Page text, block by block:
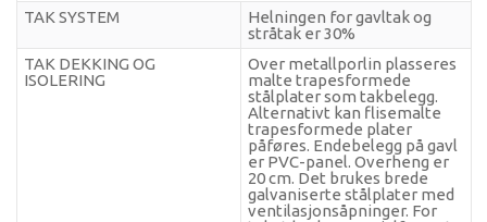
TAK SYSTEM
Helningen for gavltak og
stråtak er 30%
TAK DEKKING OG
ISOLERING
Over metallporlin plasseres
malte trapesformede
stålplater som takbelegg.
Alternativt kan flisemalte
trapesformede plater
påføres. Endebelegg på gavl
er PVC-panel. Overheng er
20 cm. Det brukes brede
galvaniserte stålplater med
ventilasjonsåpninger. For